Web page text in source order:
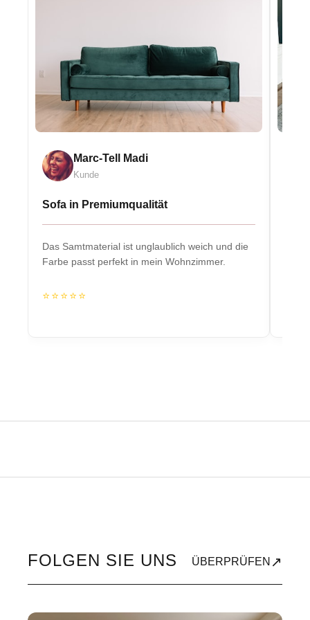
Marc-Tell Madi
Kunde
Sofa in Premiumqualität
Das Samtmaterial ist unglaublich weich und die
Farbe passt perfekt in mein Wohnzimmer.
⭐⭐⭐⭐⭐
FOLGEN SIE UNS ÜBERPRÜFEN ↗